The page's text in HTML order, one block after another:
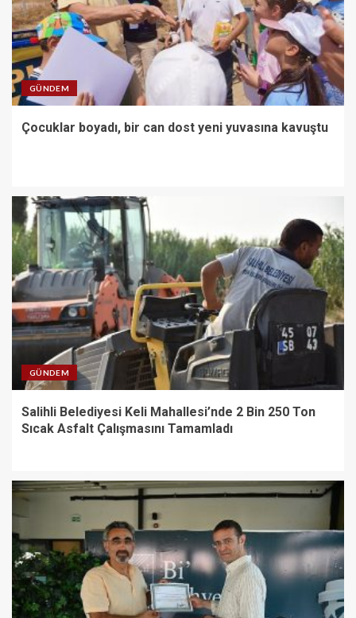
GÜNDEM
Çocuklar boyadı, bir can dost yeni yuvasına kavuştu
GÜNDEM
Salihli Belediyesi Keli Mahallesi’nde 2 Bin 250 Ton
Sıcak Asfalt Çalışmasını Tamamladı